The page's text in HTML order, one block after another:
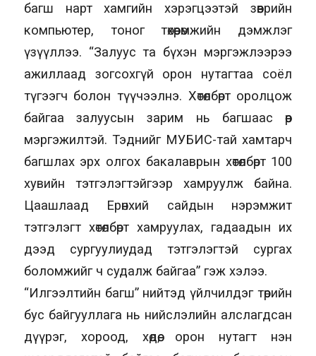
багш нарт хамгийн хэрэгцээтэй зөөврийн
компьютер, тоног төхөөрөмжийн дэмжлэг
үзүүллээ. “Залуус та бүхэн мэргэжлээрээ
ажиллаад зогсохгүй орон нутагтаа соёл
түгээгч болон түүчээлнэ. Хөтөлбөрт оролцож
байгаа залуусын зарим нь багшаас өөр
мэргэжилтэй. Тэднийг МУБИС-тай хамтарч
багшлах эрх олгох бакалаврын хөтөлбөрт 100
хувийн тэтгэлэгтэйгээр хамруулж байна.
Цаашлаад Ерөнхий сайдын нэрэмжит
тэтгэлэгт хөтөлбөрт хамруулах, гадаадын их
дээд сургуулиудад тэтгэлэгтэй сургах
боломжийг ч судалж байгаа” гэж хэлээ.
“Илгээлтийн багш” нийтэд үйлчилдэг төрийн
бус байгууллага нь нийслэлийн алслагдсан
дүүрэг, хороод, хөдөө, орон нутагт нэн